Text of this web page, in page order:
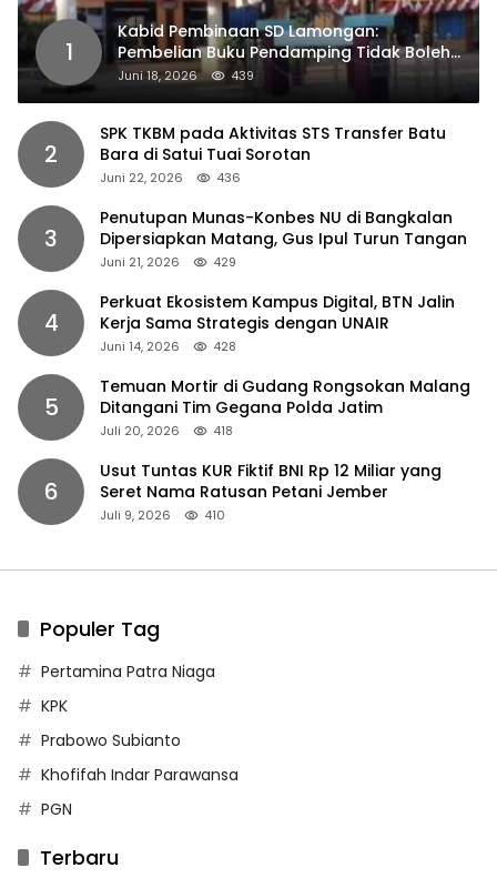
1
Kabid Pembinaan SD Lamongan:
Pembelian Buku Pendamping Tidak Boleh
Dipaksakan
Juni 18, 2026 439
2
SPK TKBM pada Aktivitas STS Transfer Batu
Bara di Satui Tuai Sorotan
Juni 22, 2026 436
3
Penutupan Munas-Konbes NU di Bangkalan
Dipersiapkan Matang, Gus Ipul Turun Tangan
Juni 21, 2026 429
4
Perkuat Ekosistem Kampus Digital, BTN Jalin
Kerja Sama Strategis dengan UNAIR
Juni 14, 2026 428
5
Temuan Mortir di Gudang Rongsokan Malang
Ditangani Tim Gegana Polda Jatim
Juli 20, 2026 418
6
Usut Tuntas KUR Fiktif BNI Rp 12 Miliar yang
Seret Nama Ratusan Petani Jember
Juli 9, 2026 410
Populer Tag
Pertamina Patra Niaga
KPK
Prabowo Subianto
Khofifah Indar Parawansa
PGN
Terbaru